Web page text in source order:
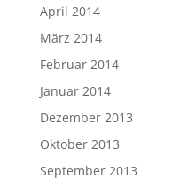
April 2014
März 2014
Februar 2014
Januar 2014
Dezember 2013
Oktober 2013
September 2013